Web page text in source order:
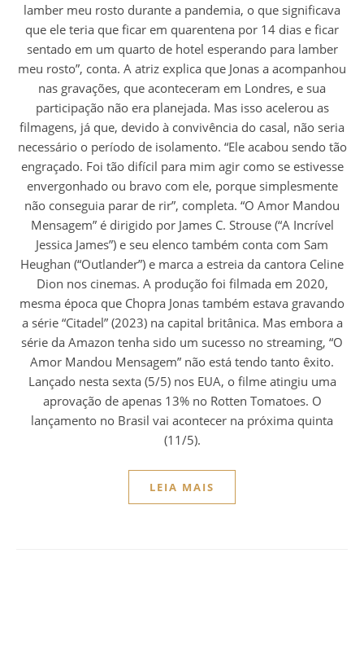
lamber meu rosto durante a pandemia, o que significava
que ele teria que ficar em quarentena por 14 dias e ficar
sentado em um quarto de hotel esperando para lamber
meu rosto”, conta. A atriz explica que Jonas a acompanhou
nas gravações, que aconteceram em Londres, e sua
participação não era planejada. Mas isso acelerou as
filmagens, já que, devido à convivência do casal, não seria
necessário o período de isolamento. “Ele acabou sendo tão
engraçado. Foi tão difícil para mim agir como se estivesse
envergonhado ou bravo com ele, porque simplesmente
não conseguia parar de rir”, completa. “O Amor Mandou
Mensagem” é dirigido por James C. Strouse (“A Incrível
Jessica James”) e seu elenco também conta com Sam
Heughan (“Outlander”) e marca a estreia da cantora Celine
Dion nos cinemas. A produção foi filmada em 2020,
mesma época que Chopra Jonas também estava gravando
a série “Citadel” (2023) na capital britânica. Mas embora a
série da Amazon tenha sido um sucesso no streaming, “O
Amor Mandou Mensagem” não está tendo tanto êxito.
Lançado nesta sexta (5/5) nos EUA, o filme atingiu uma
aprovação de apenas 13% no Rotten Tomatoes. O
lançamento no Brasil vai acontecer na próxima quinta
(11/5).
LEIA MAIS